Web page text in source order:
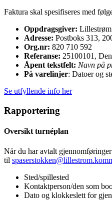
Faktura skal spesifiseres med
Oppdragsgiver:
Adresse: Postboks 313,
Org.nr: 820 710 592
Referanse: 25100101,
Åpent tekstfelt: Navn på
På varelinjer: Datoer og
Se utfyllende info her
Rapportering
Oversikt turnéplan
Når du har avtalt
til
Sted/spillested
Kontaktperson/den som
Dato og klokkeslett for